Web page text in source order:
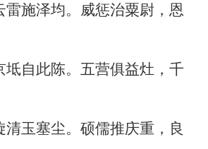
雷施泽均。威惩治粟尉，恩
坻自此陈。五营俱益灶，千
清玉塞尘。硕儒推庆重，良